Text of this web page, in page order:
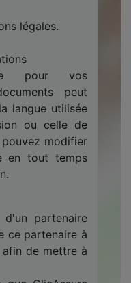
légales.
pour vos
peut
langue utilisée
ou celle de
modifier
en tout temps
partenaire
ce partenaire à
de mettre à